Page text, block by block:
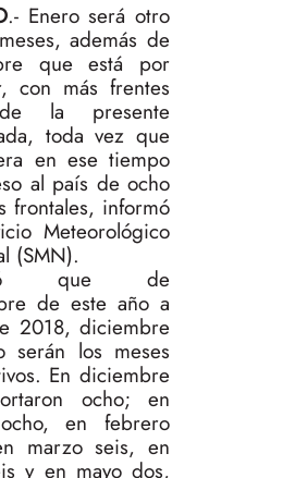
.- Enero será otro
además de
que está por
con más frentes
la presente
toda vez que
en ese tiempo
al país de ocho
frontales, informó
Meteorológico
(SMN).
que de
de este año a
2018, diciembre
serán los meses
En diciembre
ocho; en
en febrero
marzo seis, en
y en mayo dos,